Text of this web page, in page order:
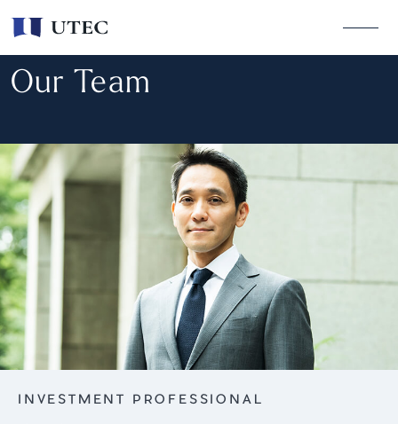
Our Team
INVESTMENT PROFESSIONAL